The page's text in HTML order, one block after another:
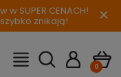
w SUPER CENACH!
znikają! ×